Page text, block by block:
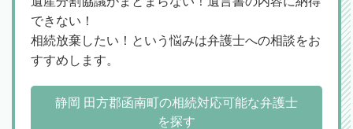
できない！
相続放棄したい！という悩みは弁護士への相談をお
すすめします。
静岡 田方郡函南町の相続対応可能な弁護士
を探す